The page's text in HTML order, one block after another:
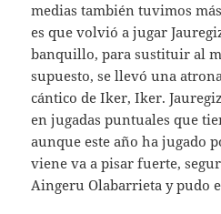
medias también tuvimos
es que volvió a jugar
banquillo, para sustituir al
supuesto, se llevó una
cántico de Iker, Iker.
en jugadas puntuales que
aunque este año ha jugado
viene va a pisar fuerte,
Aingeru Olabarrieta y pudo